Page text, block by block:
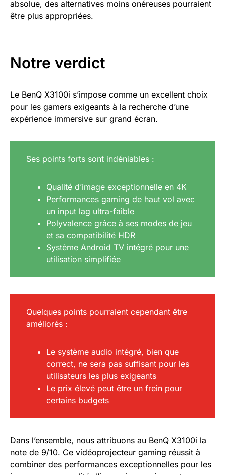
absolue, des alternatives moins onéreuses pourraient
être plus appropriées.
Notre verdict
Le BenQ X3100i s’impose comme un excellent choix
pour les gamers exigeants à la recherche d’une
expérience immersive sur grand écran.
Ses points forts sont indéniables :
Qualité d’image exceptionnelle en 4K
Performances gaming de haut vol avec
un input lag ultra-faible
Polyvalence grâce à ses modes de jeu
et sa compatibilité HDR
Système Android TV intégré pour une
utilisation simplifiée
Quelques points pourraient cependant être
améliorés :
Le système audio intégré, bien que
correct, ne sera pas suffisant pour les
utilisateurs les plus exigeants
Le prix élevé peut être un frein pour
certains budgets
Dans l’ensemble, nous attribuons au BenQ X3100i la
note de 9/10. Ce vidéoprojecteur gaming réussit à
combiner des performances exceptionnelles pour les